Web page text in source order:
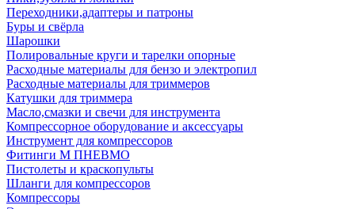
Переходники,адаптеры и патроны
Буры и свёрла
Шарошки
Полировальные круги и тарелки опорные
Расходные материалы для бензо и электропил
Расходные материалы для триммеров
Катушки для триммера
Масло,смазки и свечи для инструмента
Компрессорное оборудование и аксессуары
Инструмент для компрессоров
Фитинги М ПНЕВМО
Пистолеты и краскопульты
Шланги для компрессоров
Компрессоры